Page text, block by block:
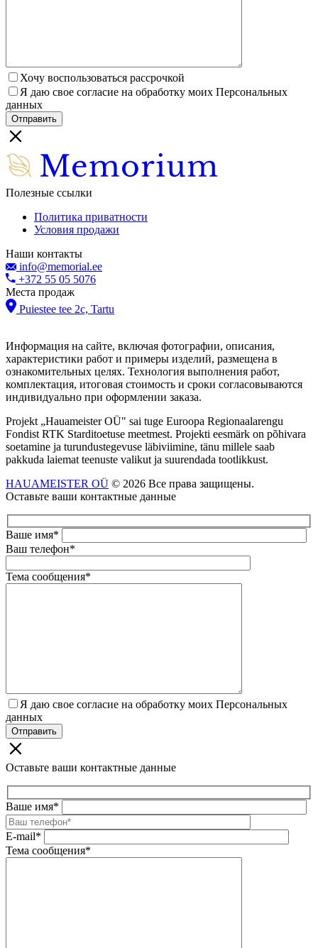
Хочу воспользоваться рассрочкой
Я даю свое согласие на обработку моих Персональных
данных
Полезные ссылки
Политика приватности
Условия продажи
Наши контакты
info@memorial.ee
+372 55 05 5076
Места продаж
Puiestee tee 2c, Tartu
Информация на сайте, включая фотографии, описания,
характеристики работ и примеры изделий, размещена в
ознакомительных целях. Технология выполнения работ,
комплектация, итоговая стоимость и сроки согласовываются
индивидуально при оформлении заказа.
Projekt „Hauameister OÜ" sai tuge Euroopa Regionaalarengu
Fondist RTK Starditoetuse meetmest. Projekti eesmärk on põhivara
soetamine ja turundustegevuse läbiviimine, tänu millele saab
pakkuda laiemat teenuste valikut ja suurendada tootlikkust.
HAUAMEISTER OÜ © 2026 Все права защищены.
Оставьте ваши контактные данные
Ваше имя*
Ваш телефон*
Тема сообщения*
Я даю свое согласие на обработку моих Персональных
данных
Оставьте ваши контактные данные
Ваше имя*
E-mail*
Тема сообщения*